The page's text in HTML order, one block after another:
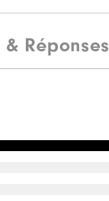
Réponses